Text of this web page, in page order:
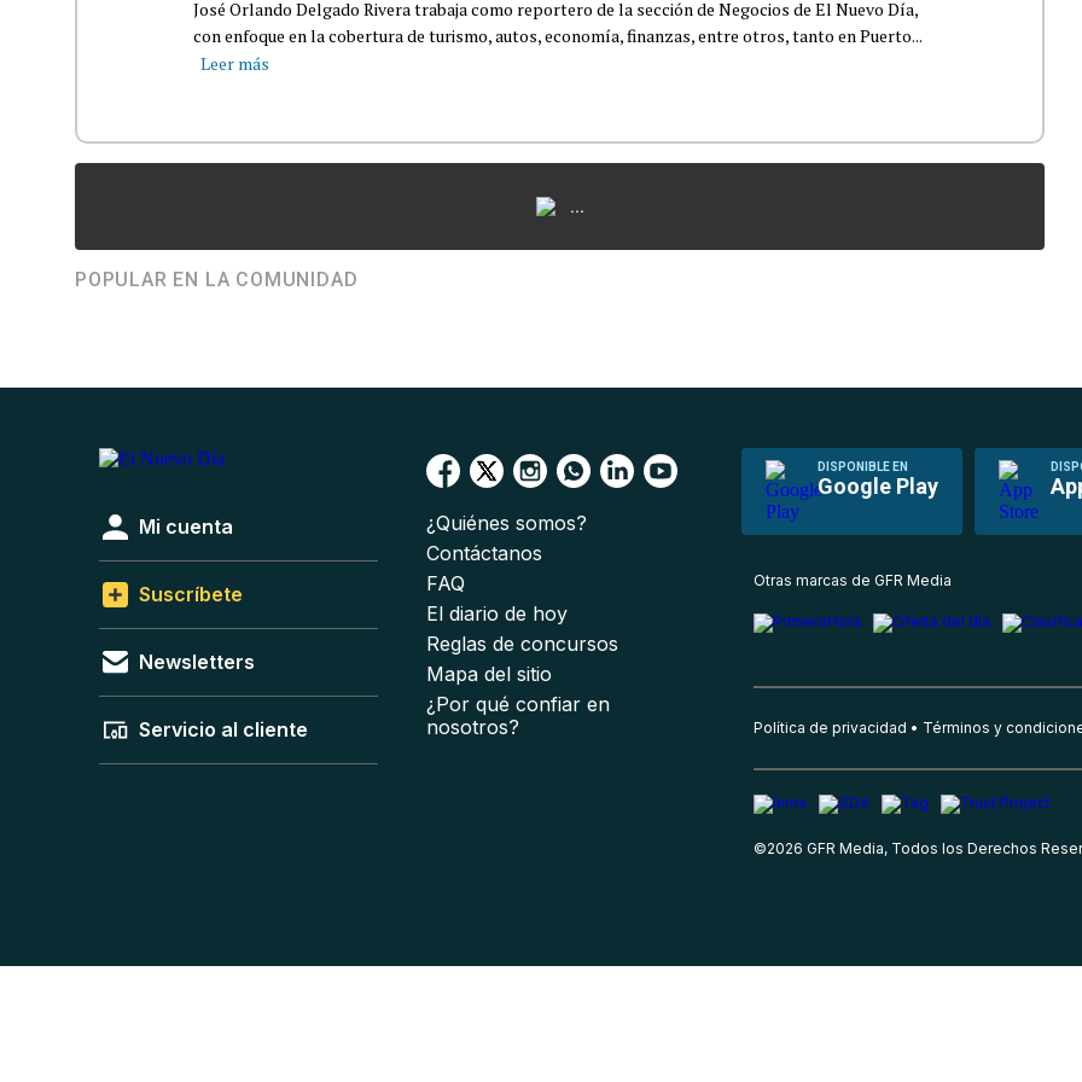
José Orlando Delgado Rivera trabaja como reportero de la sección de Negocios de El Nuevo Día,
con enfoque en la cobertura de turismo, autos, economía, finanzas, entre otros, tanto en Puerto...
Leer más
...
POPULAR EN LA COMUNIDAD
DISPONIBLE EN
Google Play
Mi cuenta
Suscríbete
Newsletters
Servicio al cliente
¿Quiénes somos?
Contáctanos
FAQ
El diario de hoy
Reglas de concursos
Mapa del sitio
¿Por qué confiar en
nosotros?
Otras marcas de GFR Media
Política de privacidad Términos y
©2026 GFR Media, Todos los Derechos